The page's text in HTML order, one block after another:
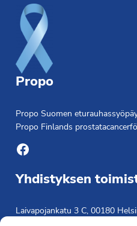
Propo
Propo Suomen
Propo Finlands
Facebook
Yhdistyksen
Laivapojankatu 3 C, 00180